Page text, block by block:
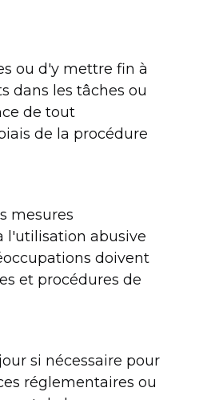
ou d'y mettre fin à
dans les tâches ou
de tout
de la procédure
mesures
l'utilisation abusive
doivent
et procédures de
si nécessaire pour
réglementaires ou